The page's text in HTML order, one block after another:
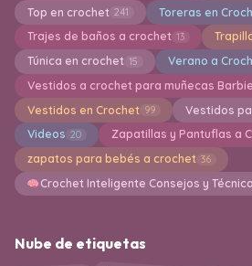
Top en crochet 241 Toreras en
Trajes de baños a crochet 13
Túnica en crochet 15 Verano a
Vestidos a crochet para muñecas Barbie
Vestidos en Crochet 99 Vestidos
Videos 20 Zapatillas y Pantuflas a
zapatos para bebés a crochet 36
Crochet Inteligente Consejos y
Nube de etiquetas